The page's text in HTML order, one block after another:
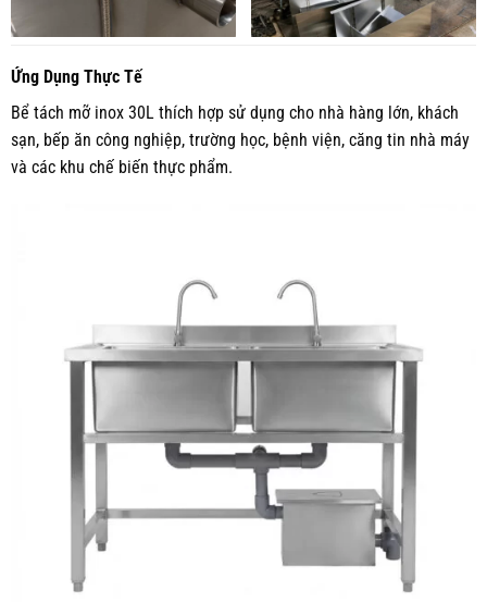
Ứng Dụng Thực Tế
Bể tách mỡ inox 30L thích hợp sử dụng cho nhà hàng lớn, khách
sạn, bếp ăn công nghiệp, trường học, bệnh viện, căng tin nhà máy
và các khu chế biến thực phẩm.